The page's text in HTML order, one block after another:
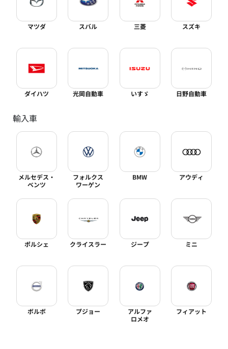
マツダ スバル 三菱 スズキ
ダイハツ 光岡自動車 いすゞ 日野自動車
輸入車
メルセデス・
ベンツ
フォルクス
ワーゲン
BMW アウディ
ポルシェ クライスラー ジープ ミニ
ボルボ プジョー
アルファ
ロメオ
フィアット